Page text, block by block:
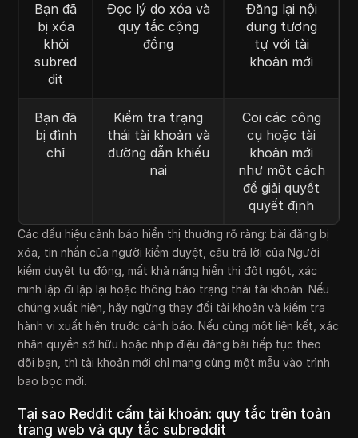
Bạn đã
bị xóa
khỏi
subred
dit
Đọc lý do xóa và
quy tắc cộng
đồng
Đăng lại nội
dung tương
tự với tài
khoản mới
Bạn đã
bị đình
chỉ
Kiểm tra trạng
thái tài khoản và
đường dẫn khiếu
nại
Coi các công
cụ hoặc tài
khoản mới
như một cách
để giải quyết
quyết định
Các dấu hiệu cảnh báo hiển thị thường rõ ràng: bài đăng bị
xóa, tin nhắn của người kiểm duyệt, câu trả lời của Người
kiểm duyệt tự động, mất khả năng hiển thị đột ngột, xác
minh lặp đi lặp lại hoặc thông báo trạng thái tài khoản. Nếu
chúng xuất hiện, hãy ngừng thay đổi tài khoản và kiểm tra
hành vi xuất hiện trước cảnh báo. Nếu cùng một liên kết, xác
nhận quyền sở hữu hoặc nhịp điệu đăng bài tiếp tục theo
dõi bạn, thì tài khoản mới chỉ mang cùng một mẫu vào trình
bao bọc mới.
Tại sao Reddit cấm tài khoản: quy tắc trên toàn
trang web và quy tắc subreddit